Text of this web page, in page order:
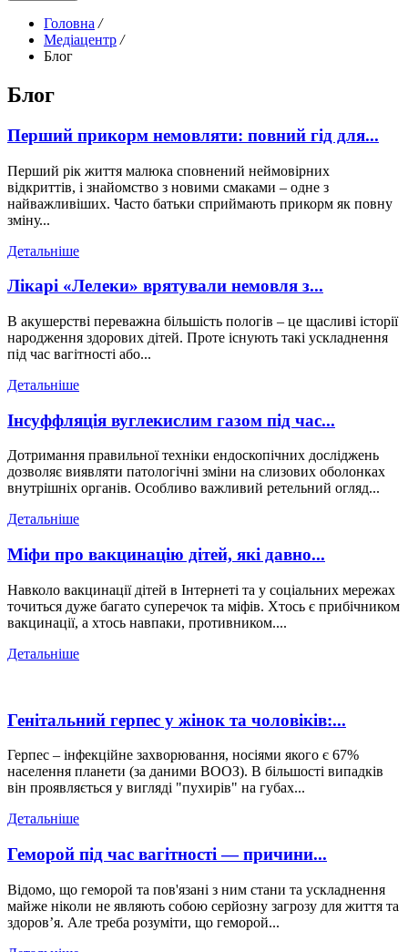
Головна /
Медіацентр /
Блог
Блог
Перший прикорм немовляти: повний гід для...
Перший рік життя малюка сповнений неймовірних
відкриттів, і знайомство з новими смаками ‒ одне з
найважливіших. Часто батьки сприймають прикорм як повну
зміну...
Детальніше
Лікарі «Лелеки» врятували немовля з...
В акушерстві переважна більшість пологів – це щасливі історії
народження здорових дітей. Проте існують такі ускладнення
під час вагітності або...
Детальніше
Інсуффляція вуглекислим газом під час...
Дотримання правильної техніки ендоскопічних досліджень
дозволяє виявляти патологічні зміни на слизових оболонках
внутрішніх органів. Особливо важливий ретельний огляд...
Детальніше
Міфи про вакцинацію дітей, які давно...
Навколо вакцинації дітей в Інтернеті та у соціальних мережах
точиться дуже багато суперечок та міфів. Хтось є прибічником
вакцинації, а хтось навпаки, противником....
Детальніше
Генітальний герпес у жінок та чоловіків:...
Герпес – інфекційне захворювання, носіями якого є 67%
населення планети (за даними ВООЗ). В більшості випадків
він проявляється у вигляді "пухирів" на губах...
Детальніше
Геморой під час вагітності — причини...
Відомо, що геморой та пов'язані з ним стани та ускладнення
майже ніколи не являють собою серйозну загрозу для життя та
здоров’я. Але треба розуміти, що геморой...